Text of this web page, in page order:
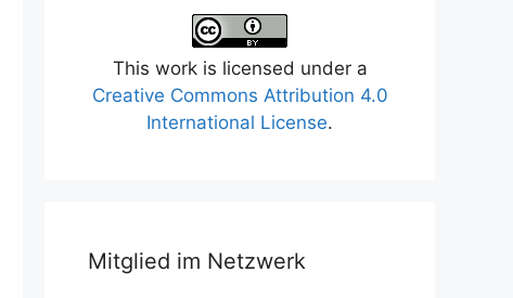
This work is licensed under a
Creative Commons Attribution 4.0
International License.
Mitglied im Netzwerk